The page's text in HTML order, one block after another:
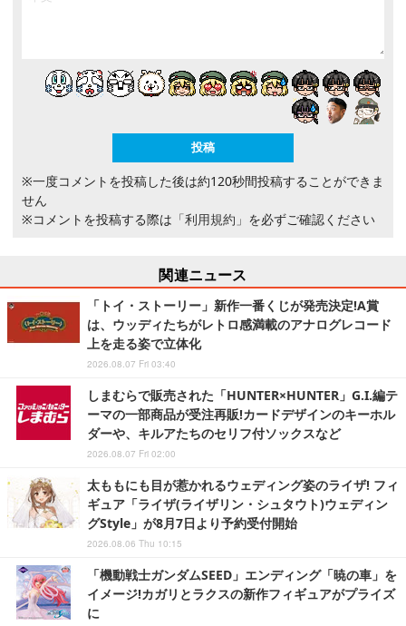
※一度コメントを投稿した後は約120秒間投稿することができま
せん
※コメントを投稿する際は 「利用規約」 を必ずご確認ください
関連ニュース
「トイ・ストーリー」新作一番くじが発売決定!A賞
は、ウッディたちがレトロ感満載のアナログレコード
上を走る姿で立体化
2026.08.07 Fri 03:40
しまむらで販売された「HUNTER×HUNTER」G.I.編テ
ーマの一部商品が受注再販!カードデザインのキーホル
ダーや、キルアたちのセリフ付ソックスなど
2026.08.07 Fri 02:00
太ももにも目が惹かれるウェディング姿のライザ! フィ
ギュア「ライザ(ライザリン・シュタウト)ウェディン
グStyle」が8月7日より予約受付開始
2026.08.06 Thu 10:15
「機動戦士ガンダムSEED」エンディング「暁の車」を
イメージ!カガリとラクスの新作フィギュアがプライズ
に